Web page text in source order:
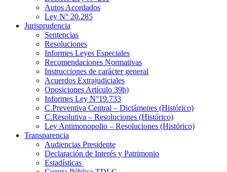
Autos Acordados
Ley N° 20.285
Jurisprudencia
Sentencias
Resoluciones
Informes Leyes Especiales
Recomendaciones Normativas
Instrucciones de carácter general
Acuerdos Extrajudiciales
Oposiciones Artículo 39h)
Informes Ley N°19.733
C.Preventiva Central – Dictámenes (Histórico)
C.Resolutiva – Resoluciones (Histórico)
Ley Antimonopolio – Resoluciones (Histórico)
Transparencia
Audiencias Presidente
Declaración de Interés y Patrimonio
Estadísticas